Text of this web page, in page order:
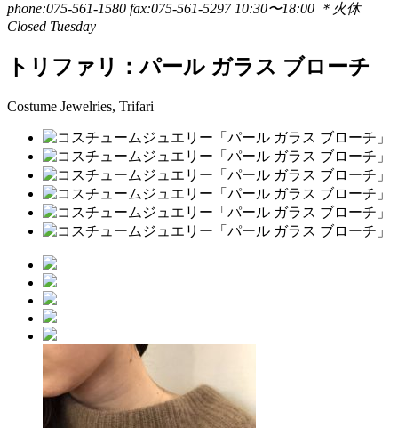
phone:075-561-1580 fax:075-561-5297 10:30〜18:00 ＊火休
Closed Tuesday
トリファリ：パール ガラス ブローチ
Costume Jewelries, Trifari